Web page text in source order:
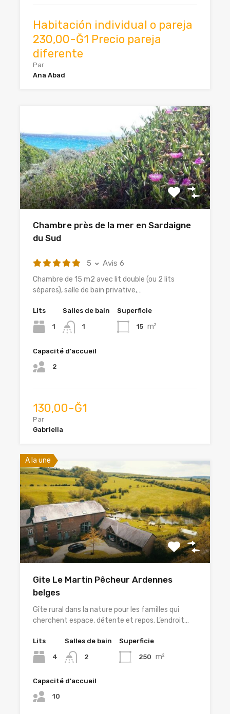
Habitación individual o pareja
230,00-Ğ1 Precio pareja
diferente
Par
Ana Abad
Chambre près de la mer en Sardaigne
du Sud
5 Avis 6
Chambre de 15 m2 avec lit double (ou 2 lits
sépares), salle de bain privative,…
Lits
1
Salles de bain
1
Superficie
15 m²
Capacité d'accueil
2
130,00-Ğ1
Par
Gabriella
A la une
Gite Le Martin Pêcheur Ardennes
belges
Gîte rural dans la nature pour les familles qui
cherchent espace, détente et repos. L’endroit…
Lits
4
Salles de bain
2
Superficie
250 m²
Capacité d'accueil
10